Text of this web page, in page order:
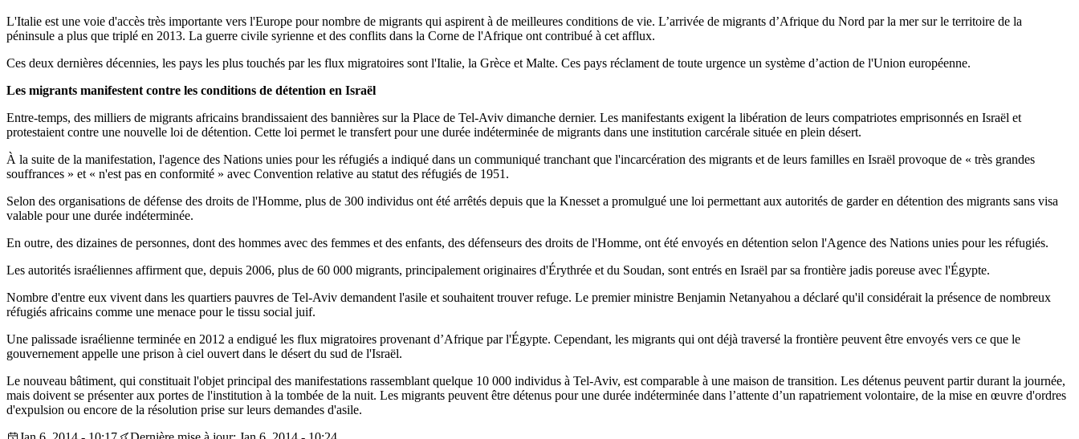
L'Italie est une voie d'accès très importante vers l'Europe pour nombre de migrants qui aspirent à de meilleures conditions de vie. L’arrivée de migrants d’Afrique du Nord par la mer sur le territoire de la
péninsule a plus que triplé en 2013. La guerre civile syrienne et des conflits dans la Corne de l'Afrique ont contribué à cet afflux.
Ces deux dernières décennies, les pays les plus touchés par les flux migratoires sont l'Italie, la Grèce et Malte. Ces pays réclament de toute urgence un système d’action de l'Union européenne.
Les migrants manifestent contre les conditions de détention en Israël
Entre-temps, des milliers de migrants africains brandissaient des bannières sur la Place de Tel-Aviv dimanche dernier. Les manifestants exigent la libération de leurs compatriotes emprisonnés en Israël et
protestaient contre une nouvelle loi de détention. Cette loi permet le transfert pour une durée indéterminée de migrants dans une institution carcérale située en plein désert.
À la suite de la manifestation, l'agence des Nations unies pour les réfugiés a indiqué dans un communiqué tranchant que l'incarcération des migrants et de leurs familles en Israël provoque de « très grandes
souffrances » et « n'est pas en conformité » avec Convention relative au statut des réfugiés de 1951.
Selon des organisations de défense des droits de l'Homme, plus de 300 individus ont été arrêtés depuis que la Knesset a promulgué une loi permettant aux autorités de garder en détention des migrants sans visa
valable pour une durée indéterminée.
En outre, des dizaines de personnes, dont des hommes avec des femmes et des enfants, des défenseurs des droits de l'Homme, ont été envoyés en détention selon l'Agence des Nations unies pour les réfugiés.
Les autorités israéliennes affirment que, depuis 2006, plus de 60 000 migrants, principalement originaires d'Érythrée et du Soudan, sont entrés en Israël par sa frontière jadis poreuse avec l'Égypte.
Nombre d'entre eux vivent dans les quartiers pauvres de Tel-Aviv demandent l'asile et souhaitent trouver refuge. Le premier ministre Benjamin Netanyahou a déclaré qu'il considérait la présence de nombreux
réfugiés africains comme une menace pour le tissu social juif.
Une palissade israélienne terminée en 2012 a endigué les flux migratoires provenant d’Afrique par l'Égypte. Cependant, les migrants qui ont déjà traversé la frontière peuvent être envoyés vers ce que le
gouvernement appelle une prison à ciel ouvert dans le désert du sud de l'Israël.
Le nouveau bâtiment, qui constituait l'objet principal des manifestations rassemblant quelque 10 000 individus à Tel-Aviv, est comparable à une maison de transition. Les détenus peuvent partir durant la journée,
mais doivent se présenter aux portes de l'institution à la tombée de la nuit. Les migrants peuvent être détenus pour une durée indéterminée dans l’attente d’un rapatriement volontaire, de la mise en œuvre d'ordres
d'expulsion ou encore de la résolution prise sur leurs demandes d'asile.